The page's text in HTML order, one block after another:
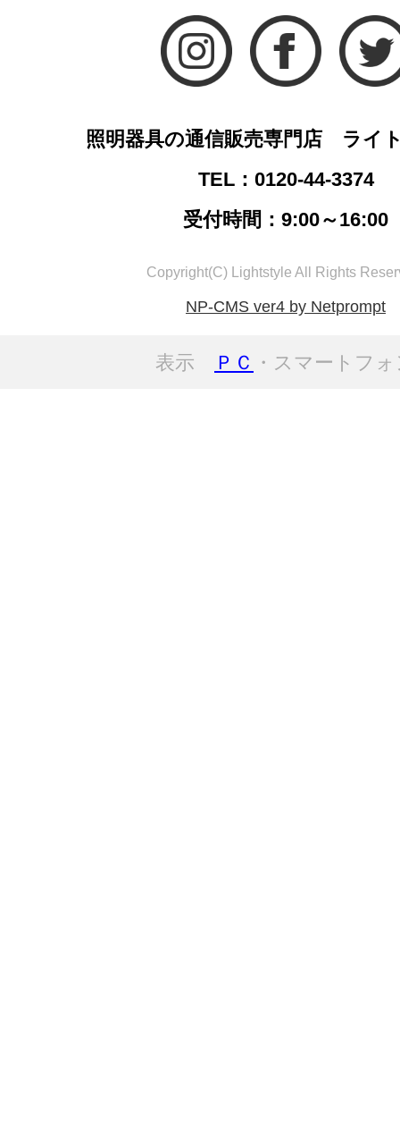
照明器具の通信販売専門店 ライ
TEL：0120-44-3374
受付時間：9:00～16:00
Copyright(C) Lightstyle All Rights
NP-CMS ver4 by Netprompt
表示 ＰＣ ・スマートフ